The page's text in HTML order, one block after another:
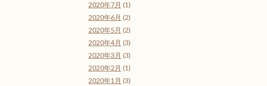
2020年7月 (1)
2020年6月 (2)
2020年5月 (2)
2020年4月 (3)
2020年3月 (3)
2020年2月 (1)
2020年1月 (3)